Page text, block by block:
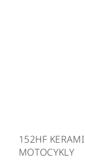
152HF
MOTOCYKLY